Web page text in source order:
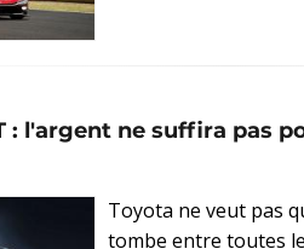
: l'argent ne suffira pas
Toyota ne veut pas
tombe entre toutes